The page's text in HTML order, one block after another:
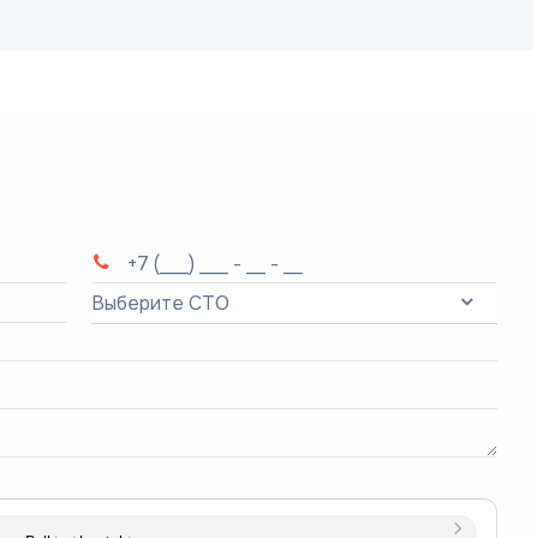
Выберите СТО